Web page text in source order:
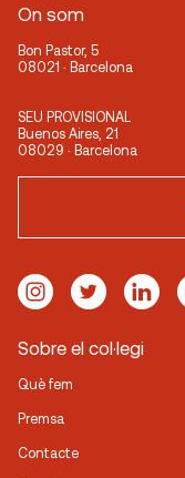
On som
Bon Pastor, 5
08021 · Barcelona
SEU PROVISIONAL
Buenos Aires, 21
08029 · Barcelona
Sobre el col·legi
Què fem
Premsa
Contacte